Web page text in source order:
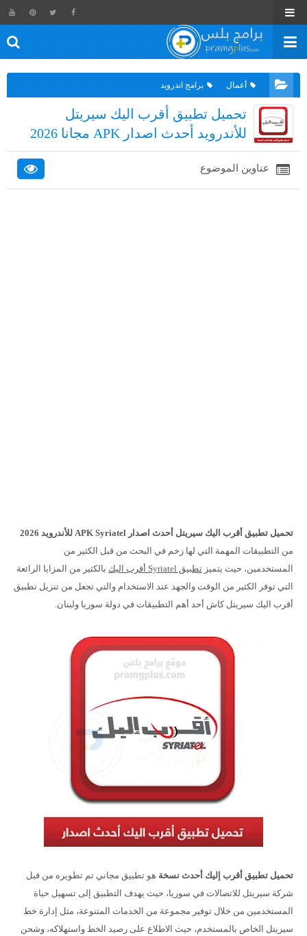
أعمال برامج اندرويد
تحميل تطبيق أقرب اليك سيريتل
للأندرويد أحدث اصدار APK مجانا 2026
عناوين الموضوع
تحميل تطبيق أقرب اليك سيريتل أحدث اصدار APK Syriatel للأندرويد 2026
من التطبيقات المهمة التي لها زخم في البحث من قبل الكثير من
المستخدمين، حيث يتميز تطبيق Syriatel أقرب اليك
بالكثير من المزايا الرائعة
التي توفر الكثير من الوقت والجهد عند الاستخدام والتي تجعل من تنزيل تطبيق
أقرب اليك سيريتل كاش أحد أهم التطبيقات في دولة سوريا ولبنان.
تحميل تطبيق أقرب إليك أحدث نسخة هو تطبيق مجاني تم تطويره من قبل
شركة سيريتل للاتصالات في سوريا، حيث يهدف التطبيق إلى تسهيل حياة
المستخدمين من خلال توفير مجموعة من الخدمات المتنوعة، مثل إدارة خط
سيريتل الخاص بالمستخدم، حيث الاطلاع على رصيد الخط واستهلاكه، وشحن